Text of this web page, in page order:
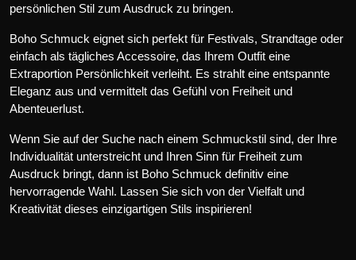
persönlichen Stil zum Ausdruck zu bringen.
Boho Schmuck eignet sich perfekt für Festivals, Strandtage oder
einfach als tägliches Accessoire, das Ihrem Outfit eine
Extraportion Persönlichkeit verleiht. Es strahlt eine entspannte
Eleganz aus und vermittelt das Gefühl von Freiheit und
Abenteuerlust.
Wenn Sie auf der Suche nach einem Schmuckstil sind, der Ihre
Individualität unterstreicht und Ihren Sinn für Freiheit zum
Ausdruck bringt, dann ist Boho Schmuck definitiv eine
hervorragende Wahl. Lassen Sie sich von der Vielfalt und
Kreativität dieses einzigartigen Stils inspirieren!